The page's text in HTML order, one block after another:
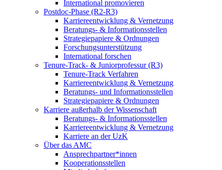
International promovieren
Postdoc-Phase (R2-R3)
Karriereentwicklung & Vernetzung
Beratungs- & Informationsstellen
Strategiepapiere & Ordnungen
Forschungsunterstützung
International forschen
Tenure-Track- & Juniorprofessur (R3)
Tenure-Track Verfahren
Karriereentwicklung & Vernetzung
Beratungs- und Informationsstellen
Strategiepapiere & Ordnungen
Karriere außerhalb der Wissenschaft
Beratungs- & Informationsstellen
Karriereentwicklung & Vernetzung
Karriere an der UzK
Über das AMC
Ansprechpartner*innen
Kooperationsstellen